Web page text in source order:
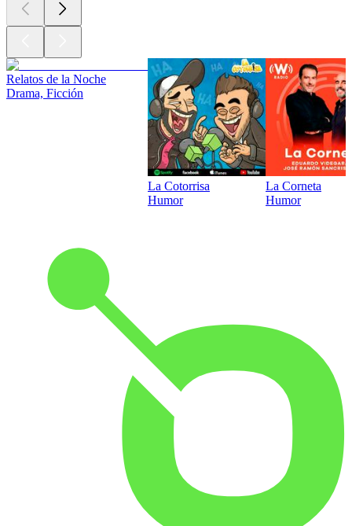
Relatos de la Noche
Drama, Ficción
La Cotorrisa
Humor
La Corneta
Humor